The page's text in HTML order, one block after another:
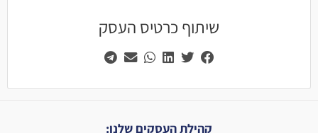
שיתוף כרטיס העסק
קהילת העסקים שלנו: